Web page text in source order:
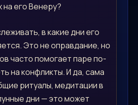
на его Венеру?
в какие дни его
Это не оправдание, но
часто помогает паре по-
на конфликты. И да, сама
ритуалы, медитации в
дни — это может